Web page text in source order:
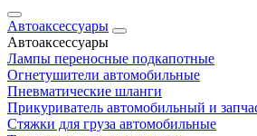
Автоаксессуары
Автоаксессуары
Лампы переносные подкапотные
Огнетушители автомобильные
Пневматические шланги
Прикуриватель автомобильный и
Стяжки для груза автомобильные